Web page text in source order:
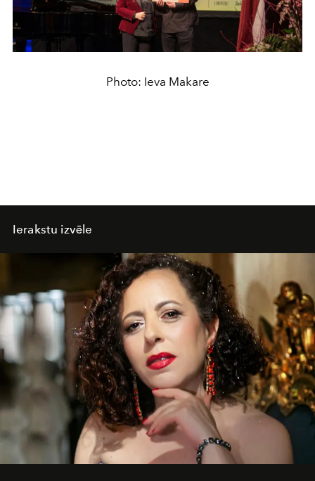
Photo: Ieva Makare
Ierakstu izvēle